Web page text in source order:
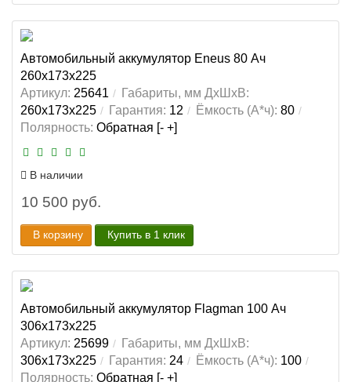
Автомобильный аккумулятор Eneus 80 Ач
260x173x225
Артикул: 25641
Габариты, мм ДхШхВ:
260x173x225
Гарантия: 12 Ёмкость (А*ч): 80
Полярность: Обратная [- +]
В наличии
10 500 руб.
В корзину Купить в 1 клик
Автомобильный аккумулятор Flagman 100 Ач
306x173x225
Артикул: 25699
Габариты, мм ДхШхВ:
306x173x225
Гарантия: 24 Ёмкость (А*ч): 100
Полярность: Обратная [- +]